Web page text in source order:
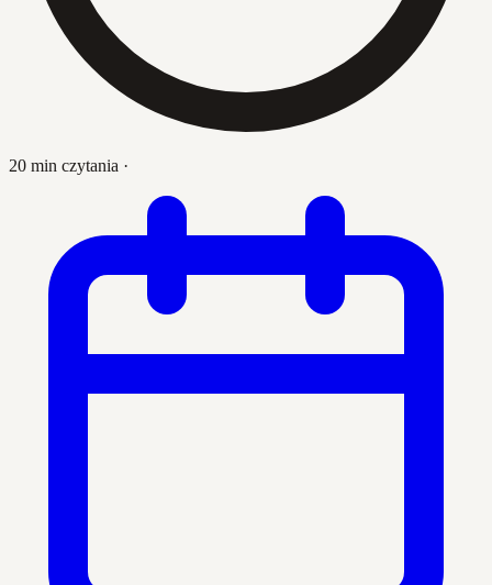
20 min czytania ·